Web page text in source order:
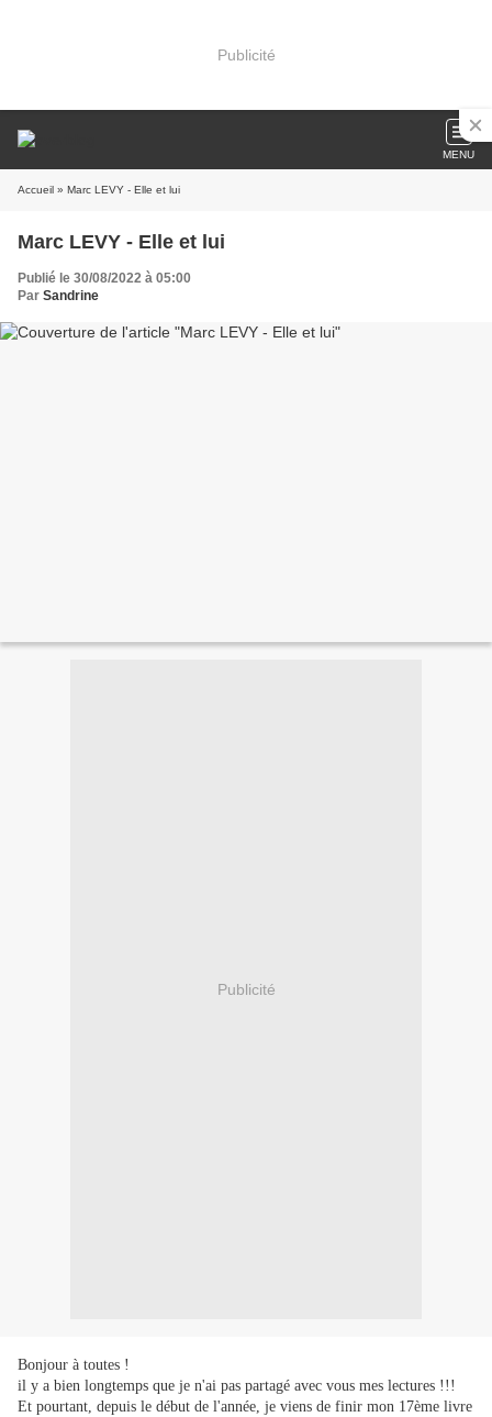
Publicité
MENU
Accueil » Marc LEVY - Elle et lui
Marc LEVY - Elle et lui
Publié le 30/08/2022 à 05:00
Par Sandrine
Publicité
Bonjour à toutes !
il y a bien longtemps que je n'ai pas partagé avec vous mes lectures !!!
Et pourtant, depuis le début de l'année, je viens de finir mon 17ème livre